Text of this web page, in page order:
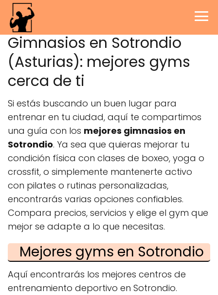
Gimnasios en Sotrondio
(Asturias): mejores gyms
cerca de ti
Si estás buscando un buen lugar para
entrenar en tu ciudad, aquí te compartimos
una guía con los mejores gimnasios en
Sotrondio. Ya sea que quieras mejorar tu
condición física con clases de boxeo, yoga o
crossfit, o simplemente mantenerte activo
con pilates o rutinas personalizadas,
encontrarás varias opciones confiables.
Compara precios, servicios y elige el gym que
mejor se adapte a lo que necesitas.
Mejores gyms en Sotrondio
Aquí encontrarás los mejores centros de
entrenamiento deportivo en Sotrondio.